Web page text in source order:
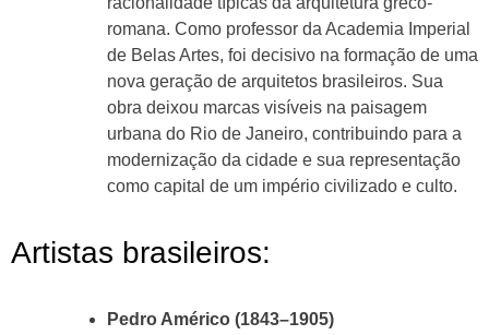
romana. Como professor da Academia Imperial
de Belas Artes, foi decisivo na formação de uma
nova geração de arquitetos brasileiros. Sua
obra deixou marcas visíveis na paisagem
urbana do Rio de Janeiro, contribuindo para a
modernização da cidade e sua representação
como capital de um império civilizado e culto.
Artistas brasileiros:
Pedro Américo (1843–1905)